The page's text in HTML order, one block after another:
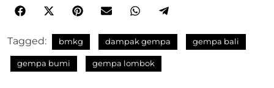
Tagged: bmkg dampak gempa gempa bali
gempa bumi gempa lombok